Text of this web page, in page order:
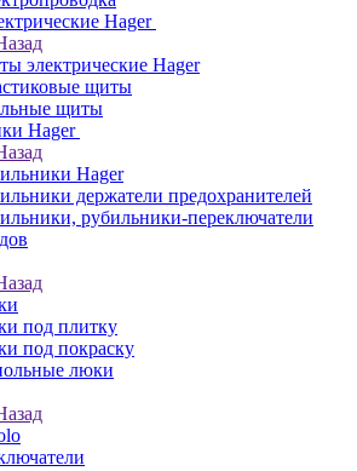
Hager
электрические Hager
щиты
щиты
Hager
Hager
держатели предохранителей
рубильники-переключатели
под плитку
под покраску
люки